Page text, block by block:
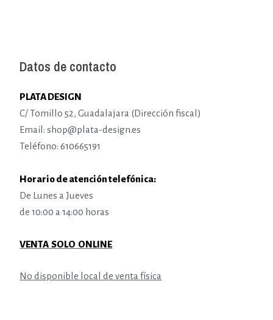
Datos de contacto
PLATA DESIGN
C/ Tomillo 52, Guadalajara (Dirección fiscal)
Email: shop@plata-design.es
Teléfono: 610665191
Horario de atención telefónica:
De Lunes a Jueves
de 10:00 a 14:00 horas
VENTA SOLO ONLINE
No disponible local de venta física